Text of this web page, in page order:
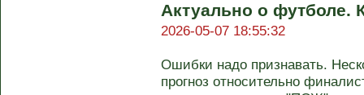
Актуально о футболе.
2026-05-07 18:55:32
Ошибки надо признавать.
прогноз относительно